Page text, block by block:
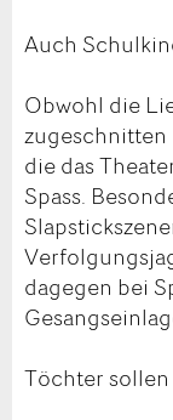
Auch
Obwohl die
zugeschnitten
die das
Spass.
dagegen bei
Töchter